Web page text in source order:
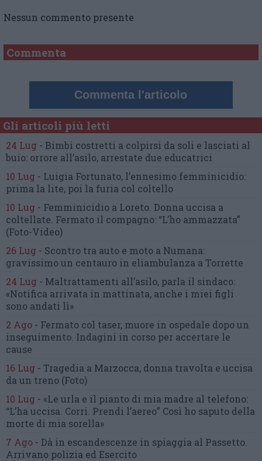
Nessun commento presente
Commenta
Commenta l'articolo
Gli articoli più letti
24 Lug - Bimbi costretti a colpirsi da soli e lasciati al
buio: orrore all’asilo, arrestate due educatrici
10 Lug - Luigia Fortunato, l’ennesimo femminicidio:
prima la lite, poi la furia col coltello
10 Lug - Femminicidio a Loreto. Donna uccisa a
coltellate. Fermato il compagno: “L’ho ammazzata”
(Foto-Video)
26 Lug - Scontro tra auto e moto a Numana:
gravissimo un centauro in eliambulanza a Torrette
24 Lug - Maltrattamenti all’asilo, parla il sindaco:
«Notifica arrivata in mattinata, anche i miei figli
sono andati lì»
2 Ago - Fermato col taser, muore in ospedale dopo un
inseguimento. Indagini in corso per accertare le
cause
16 Lug - Tragedia a Marzocca, donna travolta e uccisa
da un treno (Foto)
10 Lug - «Le urla e il pianto di mia madre al telefono:
“L’ha uccisa. Corri. Prendi l’aereo” Così ho saputo della
morte di mia sorella»
7 Ago - Dà in escandescenze in spiaggia al Passetto.
Arrivano polizia ed Esercito